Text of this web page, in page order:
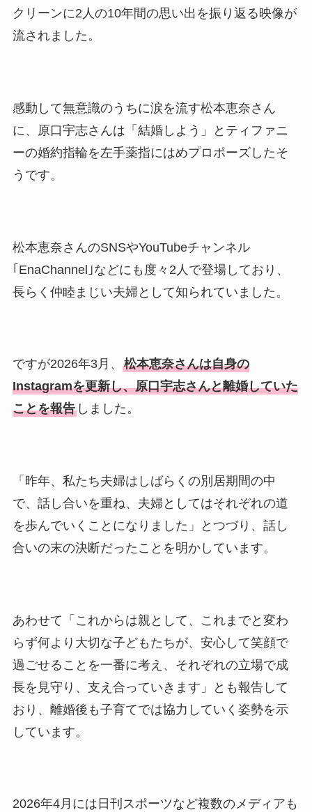
クリーンに2人の10年間の思い出を振り返る映像が
流されました。
感動して無意識のうちに涙を流す松本恵奈さん
に、原口宇志さんは「結婚しよう」とティファニ
ーの婚約指輪を左手薬指にはめプロポーズしたそ
うです。
松本恵奈さんのSNSやYouTubeチャンネル
｢EnaChannel｣などにも度々2人で登場しており、
長らく仲睦まじい夫婦として知られていました。
ですが2026年3月、 松本恵奈さんは自身の
Instagramを更新し、原口宇志さんと離婚していた
ことを報告しました。
「昨年、私たち夫婦はしばらくの別居期間の中
で、話し合いを重ね、夫婦としてはそれぞれの道
を歩んでいくことになりました」とつづり、話し
合いの末の決断だったことを明かしています。
あわせて「これからは親として、これまでと変わ
らず何より大切な子どもたちが、安心して笑顔で
過ごせることを一番に考え、それぞれの立場で成
長を見守り、支え合っていきます」とも報告して
おり、離婚後も子育てでは協力していく姿勢を示
しています。
2026年4月には日刊スポーツなど複数のメディアも